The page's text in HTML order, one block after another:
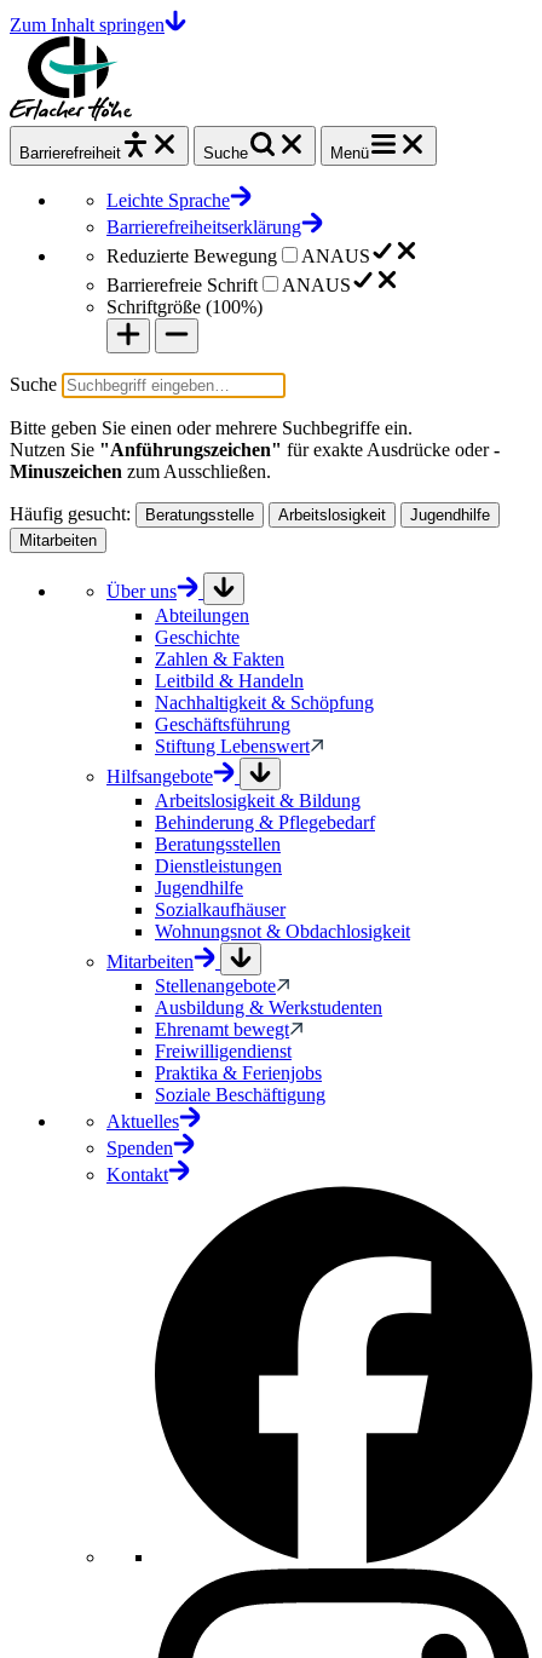
Zum Inhalt springen
Barrierefrei heit Suche Menü
Leichte Sprache
Barrierefreiheitserklärung
Reduzierte Bewegung
ANAUS
Barrierefreie Schrift
ANAUS
Schriftgröße (100%)
Suche
Bitte geben Sie einen oder mehrere Suchbegriffe ein.
Nutzen Sie "Anführungszeichen" für exakte Ausdrücke oder-
Minuszeichen zum Ausschließen.
Häufig gesucht: Beratungsstelle Arbeitslosigkeit
Jugendhilfe
Mitarbeiten
Über uns
Abteilungen
Geschichte
Zahlen & Fakten
Leitbild & Handeln
Nachhaltigkeit & Schöpfung
Geschäftsführung
Stiftung Lebenswert
Hilfsangebote
Arbeitslosigkeit & Bildung
Behinderung & Pflegebedarf
Beratungsstellen
Dienstleistungen
Jugendhilfe
Sozialkaufhäuser
Wohnungsnot & Obdachlosigkeit
Mitarbeiten
Stellenangebote
Ausbildung & Werkstudenten
Ehrenamt bewegt
Freiwilligendienst
Praktika & Ferienjobs
Soziale Beschäftigung
Aktuelles
Spenden
Kontakt